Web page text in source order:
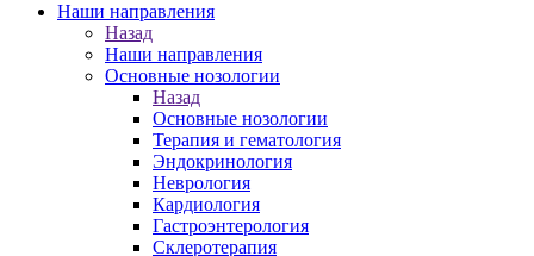
Наши направления
Назад
Наши направления
Основные нозологии
Назад
Основные нозологии
Терапия и гематология
Эндокринология
Неврология
Кардиология
Гастроэнтерология
Склеротерапия